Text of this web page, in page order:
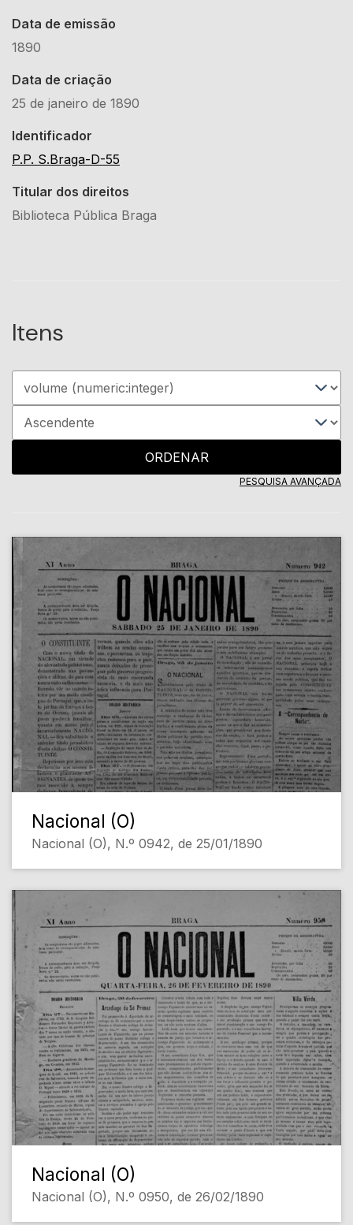
Data de emissão
1890
Data de criação
25 de janeiro de 1890
Identificador
P.P. S.Braga-D-55
Titular dos direitos
Biblioteca Pública Braga
Itens
ORDENAR
PESQUISA AVANÇADA
Nacional (O)
Nacional (O), N.º 0942, de 25/01/1890
Nacional (O)
Nacional (O), N.º 0950, de 26/02/1890